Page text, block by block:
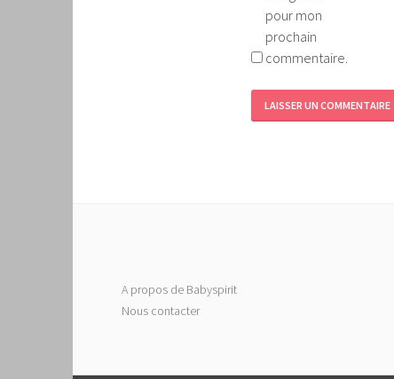
pour mon
prochain
commentaire.
A propos de Babyspirit
Nous contacter